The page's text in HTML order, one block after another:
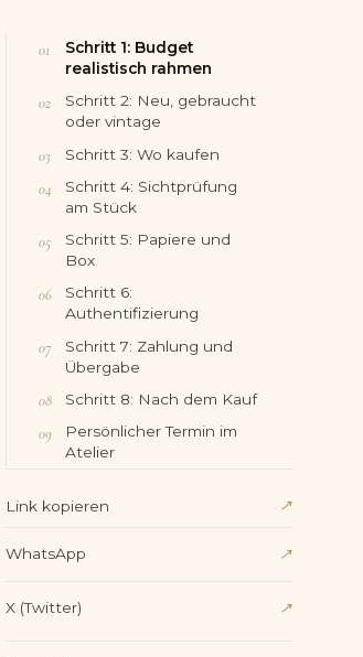
Schritt 1: Budget
realistisch rahmen
Schritt 2: Neu, gebraucht
oder vintage
Schritt 3: Wo kaufen
Schritt 4: Sichtprüfung
am Stück
Schritt 5: Papiere und
Box
Schritt 6:
Authentifizierung
Schritt 7: Zahlung und
Übergabe
Schritt 8: Nach dem Kauf
Persönlicher Termin im
Atelier
Link kopieren ↗
WhatsApp ↗
X (Twitter) ↗